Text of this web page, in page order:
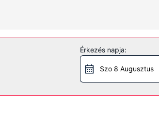
időtöltésre vágyik, akkor vegye igénybe
kívül az egyéb szolgáltatások és
is biztosít. Próbáld ki canteenM
Érkezés napja:
Szo 8 Augusztus